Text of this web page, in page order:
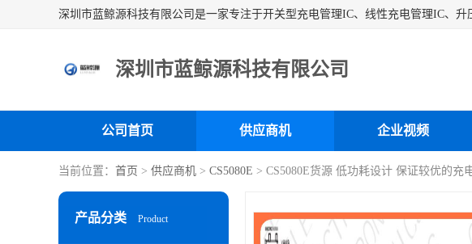
深圳市蓝鲸源科技有限公司
公司首页 供应商机 企业视频
当前位置： 首页 > 供应商机 > CS5080E > CS5080E货源 低功耗设计 保证较优的充
产品分类 Product